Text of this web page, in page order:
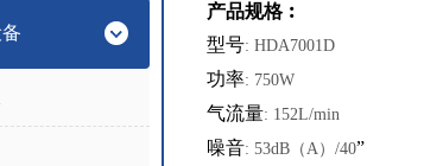
产品规格︰
型号: HDA7001D
功率: 750W
气流量: 152L/min
噪音: 53dB（A）/40”